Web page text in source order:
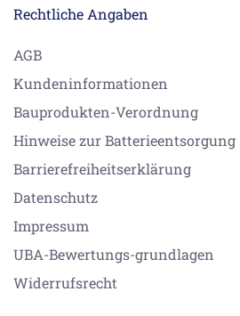
Rechtliche Angaben
AGB
Kundeninformationen
Bauprodukten-Verordnung
Hinweise zur Batterieentsorgung
Barrierefreiheitserklärung
Datenschutz
Impressum
UBA-Bewertungs-grundlagen
Widerrufsrecht